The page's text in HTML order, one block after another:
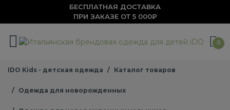
БЕСПЛАТНАЯ ДОСТАВКА
ПРИ ЗАКАЗЕ ОТ 5 000₽
0
IDO Kids - детская одежда Каталог товаров
Одежда для новорожденных